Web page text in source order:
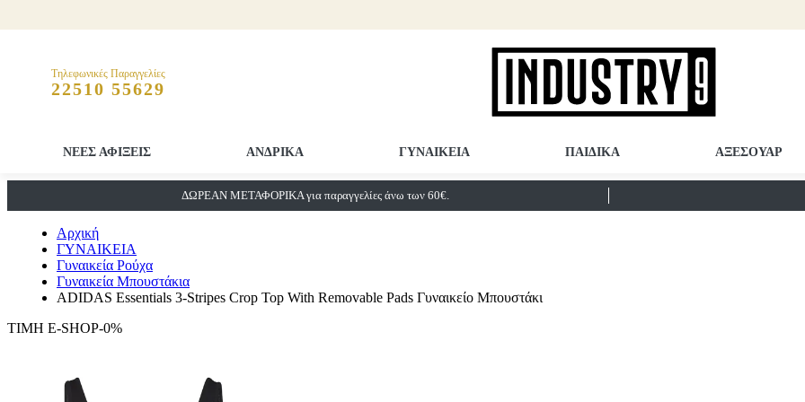
Τηλεφωνικές Παραγγελίες
22510 55629
ΝΕΕΣ ΑΦΙΞΕΙΣ ΑΝΔΡΙΚΑ ΓΥΝΑΙΚΕΙΑ ΠΑΙΔΙΚΑ ΑΞΕΣΟΥΑΡ
ΔΩΡΕΑΝ ΜΕΤΑΦΟΡΙΚΑ για παραγγελίες άνω των 60€.
Αρχική
ΓΥΝΑΙΚΕΙΑ
Γυναικεία Ρούχα
Γυναικεία Μπουστάκια
ADIDAS Essentials 3-Stripes Crop Top With Removable Pads Γυναικείο Μπουστάκι
ΤΙΜΗ E-SHOP-0%